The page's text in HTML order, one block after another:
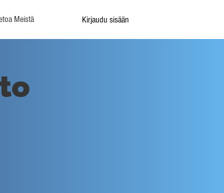
Meistä Kirjaudu sisään